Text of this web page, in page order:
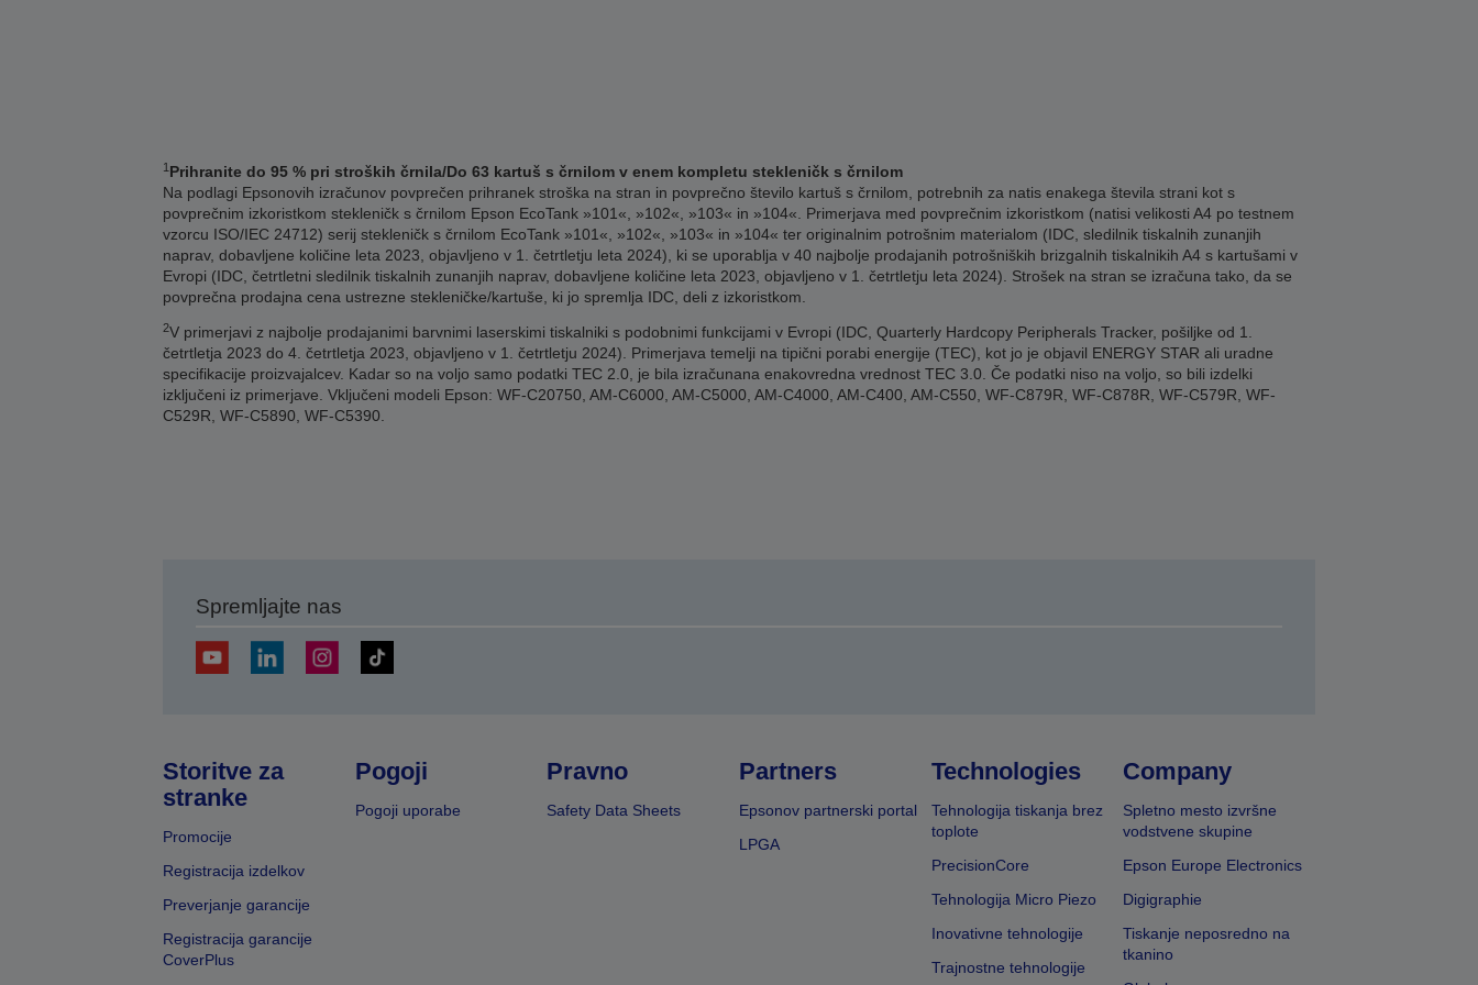
1Prihranite do 95 % pri stroških črnila/Do 63 kartuš s črnilom v enem kompletu stekleničk s črnilom
Na podlagi Epsonovih izračunov povprečen prihranek stroška na stran in povprečno število kartuš s črnilom, potrebnih za natis enakega števila strani kot s
povprečnim izkoristkom stekleničk s črnilom Epson EcoTank »101«, »102«, »103« in »104«. Primerjava med povprečnim izkoristkom (natisi velikosti A4 po testnem
vzorcu ISO/IEC 24712) serij stekleničk s črnilom EcoTank »101«, »102«, »103« in »104« ter originalnim potrošnim materialom (IDC, sledilnik tiskalnih zunanjih
naprav, dobavljene količine leta 2023, objavljeno v 1. četrtletju leta 2024), ki se uporablja v 40 najbolje prodajanih potrošniških brizgalnih tiskalnikih A4 s kartušami v
Evropi (IDC, četrtletni sledilnik tiskalnih zunanjih naprav, dobavljene količine leta 2023, objavljeno v 1. četrtletju leta 2024). Strošek na stran se izračuna tako, da se
povprečna prodajna cena ustrezne stekleničke/kartuše, ki jo spremlja IDC, deli z izkoristkom.
2V primerjavi z najbolje prodajanimi barvnimi laserskimi tiskalniki s podobnimi funkcijami v Evropi (IDC, Quarterly Hardcopy Peripherals Tracker, pošiljke od 1.
četrtletja 2023 do 4. četrtletja 2023, objavljeno v 1. četrtletju 2024). Primerjava temelji na tipični porabi energije (TEC), kot jo je objavil ENERGY STAR ali uradne
specifikacije proizvajalcev. Kadar so na voljo samo podatki TEC 2.0, je bila izračunana enakovredna vrednost TEC 3.0. Če podatki niso na voljo, so bili izdelki
izključeni iz primerjave. Vključeni modeli Epson: WF-C20750, AM-C6000, AM-C5000, AM-C4000, AM-C400, AM-C550, WF-C879R, WF-C878R, WF-C579R, WF-
C529R, WF-C5890, WF-C5390.
Spremljajte nas
Storitve za
stranke
Promocije
Registracija izdelkov
Preverjanje garancije
Registracija garancije
CoverPlus
Pogoji
Pogoji uporabe
Pravno
Safety Data Sheets
Partners
Epsonov partnerski portal
LPGA
Technologies
Tehnologija tiskanja brez
toplote
PrecisionCore
Tehnologija Micro Piezo
Inovativne tehnologije
Trajnostne tehnologije
Company
Spletno mesto izvršne
vodstvene skupine
Epson Europe Electronics
Digigraphie
Tiskanje neposredno na
tkanino